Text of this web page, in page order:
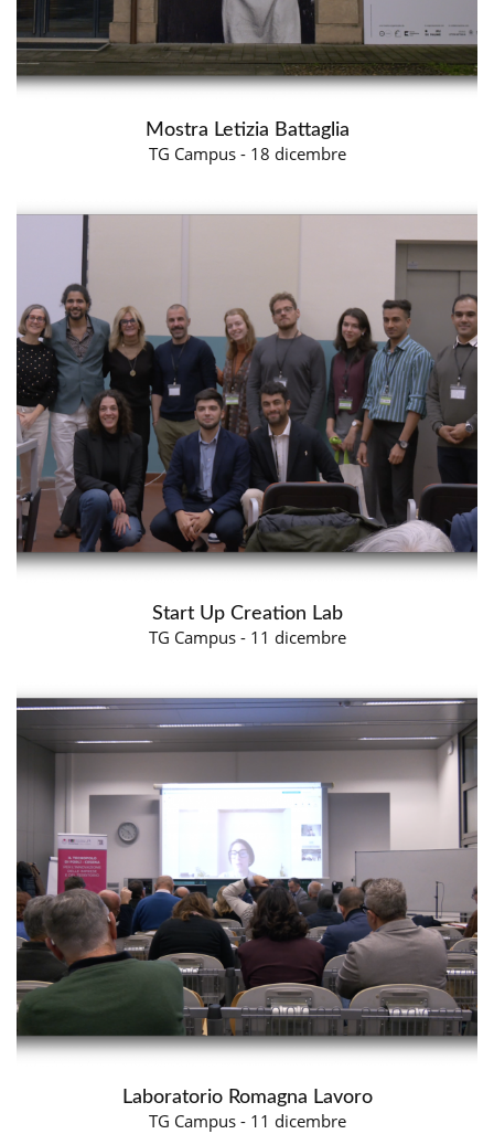
Mostra Letizia Battaglia
TG Campus - 18 dicembre
Start Up Creation Lab
TG Campus - 11 dicembre
Laboratorio Romagna Lavoro
TG Campus - 11 dicembre